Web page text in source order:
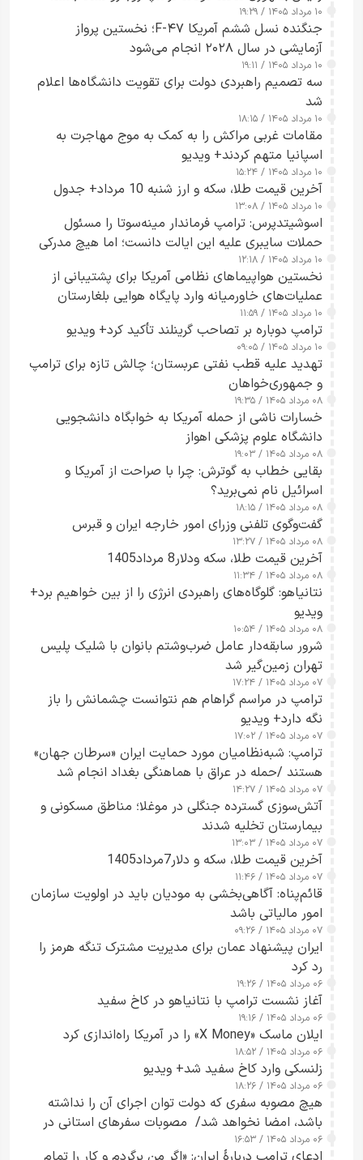
کسی که واقعاً دست به اقدام می‌زند
۱۰ مرداد ۱۴۰۵ / ۱۹:۲۹
جنگنده نسل ششم آمریکا F-۴۷؛ نخستین پرواز
آزمایشی در سال ۲۰۲۸ انجام می‌شود
۱۰ مرداد ۱۴۰۵ / ۱۹:۱۱
سه تصمیم راهبردی دولت برای تقویت دانشگاه‌ها اعلام
شد
۱۰ مرداد ۱۴۰۵ / ۱۸:۱۵
مقامات غربی مراکش را به کمک به موج مهاجرت به
اسپانیا متهم کردند+ ویدیو
۱۰ مرداد ۱۴۰۵ / ۱۵:۲۴
آخرین قیمت طلا، سکه و ارز شنبه 10 مرداد+ جدول
۱۰ مرداد ۱۴۰۵ / ۱۳:۰۸
اسوشیتدپرس: ترامپ فرماندار مینه‌سوتا را مسئول
حملات سایبری علیه این ایالت دانست؛ اما هیچ مدرکی
ارائه نکرد
۱۰ مرداد ۱۴۰۵ / ۱۲:۱۸
نخستین هواپیماهای نظامی آمریکا برای پشتیبانی از
عملیات‌های خاورمیانه وارد پایگاه هوایی بلغارستان
شدند
۱۰ مرداد ۱۴۰۵ / ۱۱:۵۹
ترامپ دوباره بر تصاحب گرینلند تأکید کرد+ ویدیو
۱۰ مرداد ۱۴۰۵ / ۰۹:۰۵
تهدید علیه قطب نفتی عربستان؛ چالش تازه برای ترامپ
و جمهوری‌خواهان
۰۸ مرداد ۱۴۰۵ / ۱۹:۳۵
خسارات ناشی از حمله آمریکا به خوابگاه دانشجویی
دانشگاه علوم پزشکی اهواز
۰۸ مرداد ۱۴۰۵ / ۱۹:۰۳
بقایی خطاب به گوترش: چرا با صراحت از آمریکا و
اسرائیل نام نمی‌برید؟
۰۸ مرداد ۱۴۰۵ / ۱۸:۱۵
گفت‌وگوی تلفنی وزرای امور خارجه ایران و قبرس
۰۸ مرداد ۱۴۰۵ / ۱۳:۲۷
آخرین قیمت طلا، سکه ودلار8 مرداد1405
۰۸ مرداد ۱۴۰۵ / ۱۱:۳۴
نتانیاهو: گلوگاه‌های راهبردی انرژی را از بین خواهیم برد+
ویدیو
۰۸ مرداد ۱۴۰۵ / ۱۰:۵۴
شرور سابقه‌دار عامل ضرب‌وشتم بانوان با شلیک پلیس
تهران زمین‌گیر شد
۰۷ مرداد ۱۴۰۵ / ۱۷:۲۴
ترامپ در مراسم گراهام هم نتوانست چشمانش را باز
نگه دارد+ ویدیو
۰۷ مرداد ۱۴۰۵ / ۱۷:۰۲
ترامپ: شبه‌نظامیان مورد حمایت ایران «سرطان جهان»
هستند /حمله در عراق با هماهنگی بغداد انجام شد
۰۷ مرداد ۱۴۰۵ / ۱۴:۲۷
آتش‌سوزی گسترده جنگلی در موغلا؛ مناطق مسکونی و
بیمارستان تخلیه شدند
۰۷ مرداد ۱۴۰۵ / ۱۳:۰۳
آخرین قیمت طلا، سکه و دلار7مرداد1405
۰۷ مرداد ۱۴۰۵ / ۱۱:۴۶
قائم‌پناه: آگاهی‌بخشی به مودیان باید در اولویت سازمان
امور مالیاتی باشد
۰۷ مرداد ۱۴۰۵ / ۰۹:۲۶
ایران پیشنهاد عمان برای مدیریت مشترک تنگه هرمز را
رد کرد
۰۶ مرداد ۱۴۰۵ / ۱۹:۲۶
آغاز نشست ترامپ با نتانیاهو در کاخ سفید
۰۶ مرداد ۱۴۰۵ / ۱۹:۱۶
ایلان ماسک «X Money» را در آمریکا راه‌اندازی کرد
۰۶ مرداد ۱۴۰۵ / ۱۸:۵۲
زلنسکی وارد کاخ سفید شد+ ویدیو
۰۶ مرداد ۱۴۰۵ / ۱۸:۲۶
هیچ مصوبه سفری که دولت توان اجرای آن را نداشته
باشد، امضا نخواهد شد/ مصوبات سفرهای استانی در
چارچوب قانون بودجه است+ عکس
۰۶ مرداد ۱۴۰۵ / ۱۶:۵۳